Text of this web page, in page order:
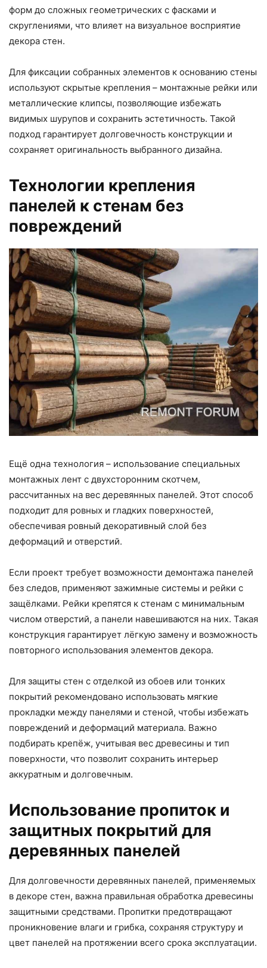
форм до сложных геометрических с фасками и
скруглениями, что влияет на визуальное восприятие
декора стен.
Для фиксации собранных элементов к основанию стены
используют скрытые крепления – монтажные рейки или
металлические клипсы, позволяющие избежать
видимых шурупов и сохранить эстетичность. Такой
подход гарантирует долговечность конструкции и
сохраняет оригинальность выбранного дизайна.
Технологии крепления
панелей к стенам без
повреждений
Ещё одна технология – использование специальных
монтажных лент с двухсторонним скотчем,
рассчитанных на вес деревянных панелей. Этот способ
подходит для ровных и гладких поверхностей,
обеспечивая ровный декоративный слой без
деформаций и отверстий.
Если проект требует возможности демонтажа панелей
без следов, применяют зажимные системы и рейки с
защёлками. Рейки крепятся к стенам с минимальным
числом отверстий, а панели навешиваются на них. Такая
конструкция гарантирует лёгкую замену и возможность
повторного использования элементов декора.
Для защиты стен с отделкой из обоев или тонких
покрытий рекомендовано использовать мягкие
прокладки между панелями и стеной, чтобы избежать
повреждений и деформаций материала. Важно
подбирать крепёж, учитывая вес древесины и тип
поверхности, что позволит сохранить интерьер
аккуратным и долговечным.
Использование пропиток и
защитных покрытий для
деревянных панелей
Для долговечности деревянных панелей, применяемых
в декоре стен, важна правильная обработка древесины
защитными средствами. Пропитки предотвращают
проникновение влаги и грибка, сохраняя структуру и
цвет панелей на протяжении всего срока эксплуатации.